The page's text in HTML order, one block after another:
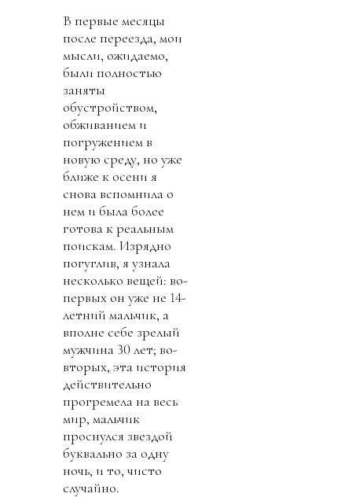
В первые месяцы
после переезда, мои
мысли, ожидаемо,
были полностью
заняты
обустройством,
обживанием и
погружением в
новую среду, но уже
ближе к осени я
снова вспомнила о
нем и была более
готова к реальным
поискам. Изрядно
погуглив, я узнала
несколько вещей: во-
первых он уже не 14-
летний мальчик, а
вполне себе зрелый
мужчина 30 лет; во-
вторых, эта история
действительно
прогремела на весь
мир, мальчик
проснулся звездой
буквально за одну
ночь, и то, чисто
случайно.